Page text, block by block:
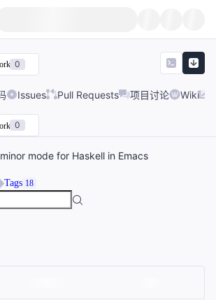
0
Issues Pull Requests 项目讨论 Wiki
0
mode for Haskell in Emacs
Tags 18